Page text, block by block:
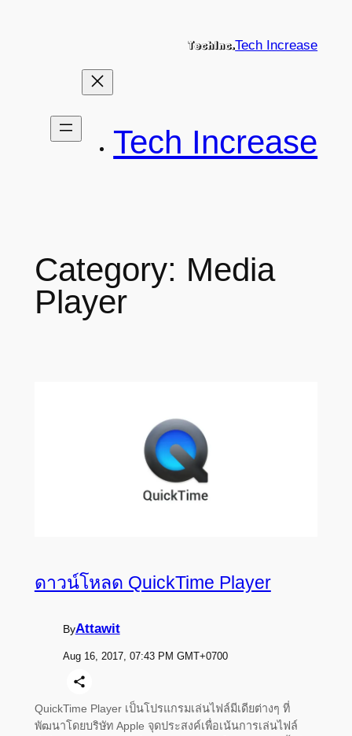
Tech Increase
Tech Increase
Category: Media
Player
ดาวน์โหลด QuickTime Player
ByAttawit
Aug 16, 2017, 07:43 PM GMT+0700
QuickTime Player เป็นโปรแกรมเล่นไฟล์มีเดียต่างๆ ที่
พัฒนาโดยบริษัท Apple จุดประสงค์เพื่อเน้นการเล่นไฟล์